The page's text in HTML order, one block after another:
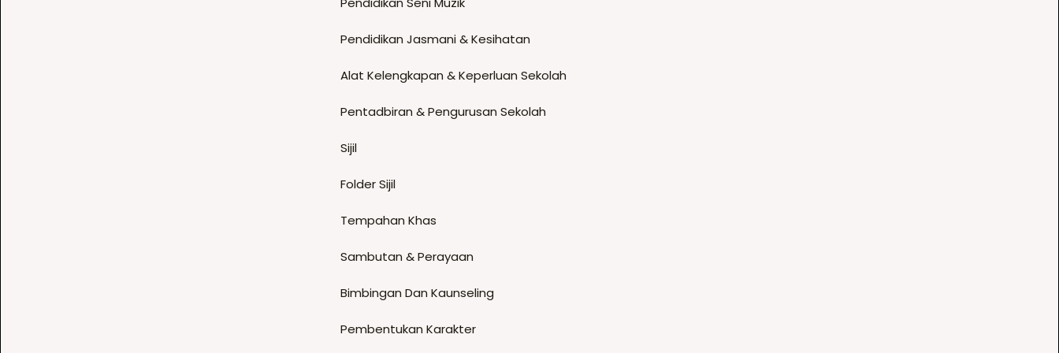
Pendidikan Jasmani & Kesihatan
Alat Kelengkapan & Keperluan Sekolah
Pentadbiran & Pengurusan Sekolah
Sijil
Folder Sijil
Tempahan Khas
Sambutan & Perayaan
Bimbingan Dan Kaunseling
Pembentukan Karakter